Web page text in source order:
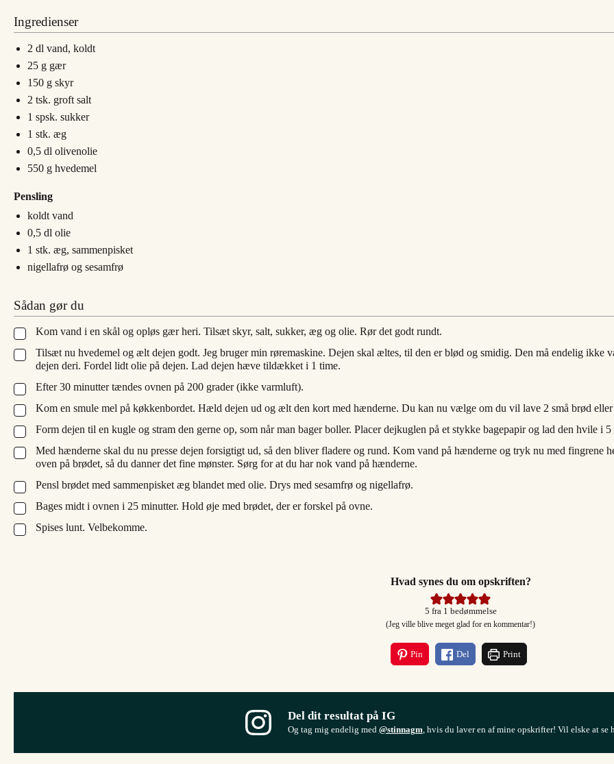
Ingredienser
2 dl vand, koldt
25 g gær
150 g skyr
2 tsk. groft salt
1 spsk. sukker
1 stk. æg
0,5 dl olivenolie
550 g hvedemel
Pensling
koldt vand
0,5 dl olie
1 stk. æg, sammenpisket
nigellafrø og sesamfrø
Sådan gør du
▢
Kom vand i en skål og opløs gær heri. Tilsæt skyr, salt, sukker, æg og olie. Rør det godt rundt.
▢
Tilsæt nu hvedemel og ælt dejen godt. Jeg bruger min røremaskine. Dejen skal æltes, til den er blød og smidig. Den må endelig ikke
dejen deri. Fordel lidt olie på dejen. Lad dejen hæve tildækket i 1 time.
▢
Efter 30 minutter tændes ovnen på 200 grader (ikke varmluft).
▢
Kom en smule mel på køkkenbordet. Hæld dejen ud og ælt den kort med hænderne. Du kan nu vælge om du vil lave 2 små brød
▢
Form dejen til en kugle og stram den gerne op, som når man bager boller. Placer dejkuglen på et stykke bagepapir og lad den hvile i 5
▢
Med hænderne skal du nu presse dejen forsigtigt ud, så den bliver fladere og rund. Kom vand på hænderne og tryk nu med fingrene
oven på brødet, så du danner det fine mønster. Sørg for at du har nok vand på hænderne.
▢
Pensl brødet med sammenpisket æg blandet med olie. Drys med sesamfrø og nigellafrø.
▢
Bages midt i ovnen i 25 minutter. Hold øje med brødet, der er forskel på ovne.
▢
Spises lunt. Velbekomme.
Hvad synes du om opskriften?
5 fra 1 bedømmelse
(Jeg ville blive meget glad for en kommentar!)
Pin Del Print
Del dit resultat på IG
Og tag mig endelig med @stinnagm, hvis du laver en af mine opskrifter! Vil elske at se